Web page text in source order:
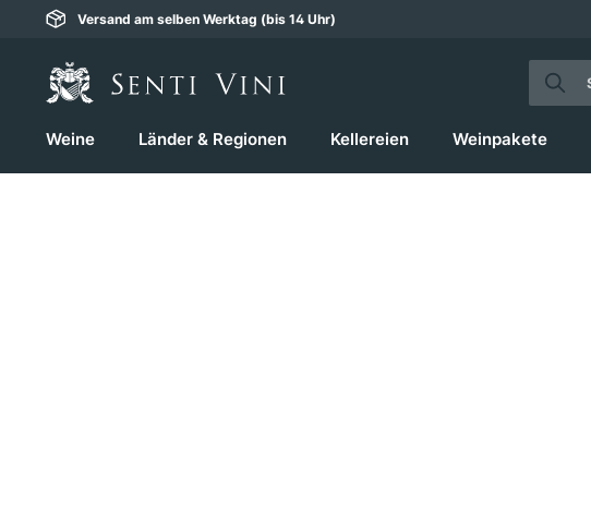
Zur Hauptnavigation springen
Versand am selben Werktag (bis 14 Uhr)
Weine Länder & Regionen Kellereien Weinpakete